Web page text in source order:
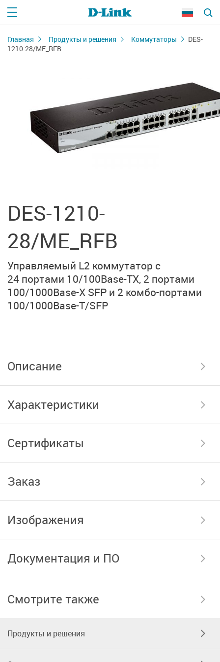
Главная Продукты и решения Коммутаторы
DES-
1210-28/ME_RFB
DES-1210-
28/ME_RFB
Управляемый L2 коммутатор с
24 портами 10/100Base-TX, 2 портами
100/1000Base-X SFP и 2 комбо-портами
100/1000Base-T/SFP
Описание
Характеристики
Сертификаты
Заказ
Изображения
Документация и ПО
Смотрите также
Продукты и решения